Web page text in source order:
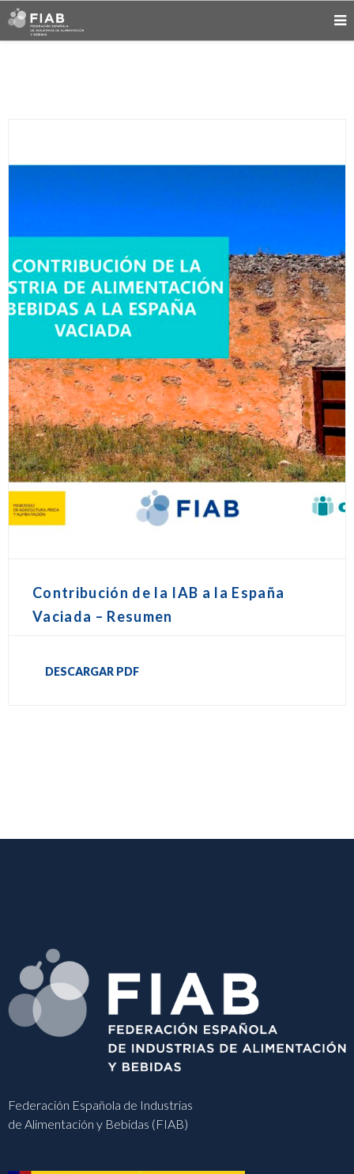
Contribución de la IAB a la España
Vaciada – Resumen
DESCARGAR PDF
Federación Española de Industrias
de Alimentación y Bebidas (FIAB)